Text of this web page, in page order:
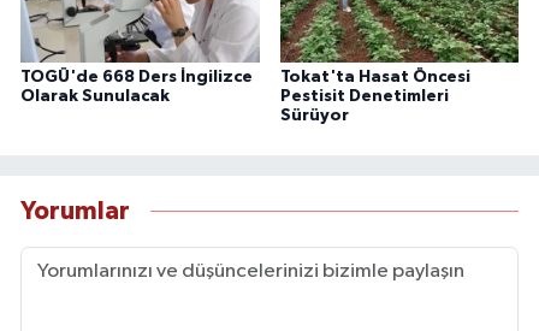
TOGÜ'de 668 Ders İngilizce
Olarak Sunulacak
Tokat'ta Hasat Öncesi
Pestisit Denetimleri
Sürüyor
Yorumlar